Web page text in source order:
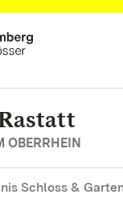
OBERRHEIN
Schloss &